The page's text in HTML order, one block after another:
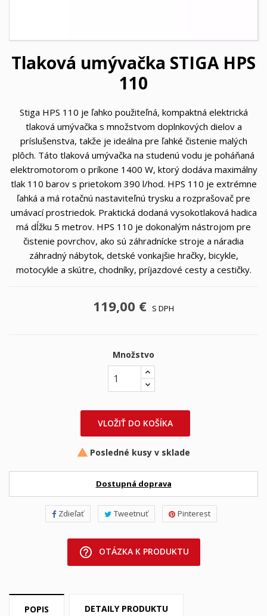
Tlaková umývačka STIGA HPS
110
Stiga HPS 110 je ľahko použiteľná, kompaktná elektrická
tlaková umývačka s množstvom doplnkových dielov a
príslušenstva, takže je ideálna pre ľahké čistenie malých
plôch. Táto tlaková umývačka na studenú vodu je poháňaná
elektromotorom o príkone 1400 W, ktorý dodáva maximálny
tlak 110 barov s prietokom 390 l/hod. HPS 110 je extrémne
ľahká a má rotačnú nastaviteľnú trysku a rozprašovač pre
umávací prostriedok. Praktická dodaná vysokotlaková hadica
má dĺžku 5 metrov. HPS 110 je dokonalým nástrojom pre
čistenie povrchov, ako sú záhradnícke stroje a náradia
záhradný nábytok, detské vonkajšie hračky, bicykle,
motocykle a skútre, chodníky, príjazdové cesty a cestičky.
119,00 € S DPH
Množstvo
VLOŽIŤ DO KOŠÍKA
 Posledné kusy v sklade
Dostupná doprava
Zdieľať Tweetnuť Pinterest
help_outline OTÁZKA K PRODUKTU
POPIS DETAILY PRODUKTU